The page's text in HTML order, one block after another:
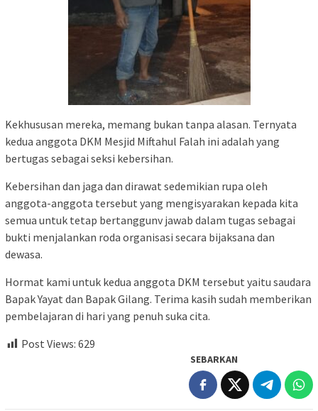
Kekhususan mereka, memang bukan tanpa alasan. Ternyata
kedua anggota DKM Mesjid Miftahul Falah ini adalah yang
bertugas sebagai seksi kebersihan.
Kebersihan dan jaga dan dirawat sedemikian rupa oleh
anggota-anggota tersebut yang mengisyarakan kepada kita
semua untuk tetap bertanggunv jawab dalam tugas sebagai
bukti menjalankan roda organisasi secara bijaksana dan
dewasa.
Hormat kami untuk kedua anggota DKM tersebut yaitu saudara
Bapak Yayat dan Bapak Gilang. Terima kasih sudah memberikan
pembelajaran di hari yang penuh suka cita.
Post Views: 629
SEBARKAN